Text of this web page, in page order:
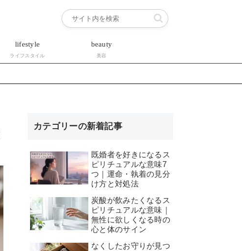
lifestyle
ライフスタイル
beauty
美容
カテゴリーの新着記事
既婚者を好きになるス
ピリチュアルな意味7
つ｜運命・執着の見分
け方と対処法
炭酸が飲みたくなるス
ピリチュアルな意味｜
無性に欲しくなる時の
心と体のサイン
なくしたお守りが見つ